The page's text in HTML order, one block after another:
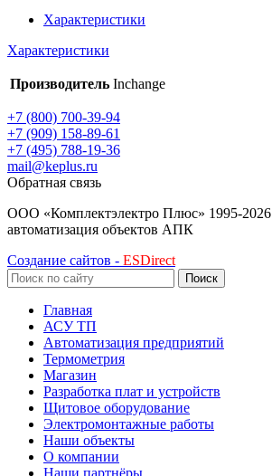
Характеристики
Характеристики
Производитель Inchange
+7 (800) 700-39-94
+7 (909) 158-89-61
+7 (495) 788-19-36
mail@keplus.ru
Обратная связь
ООО «Комплектэлектро Плюс» 1995-2026
автоматизация объектов АПК
Создание сайтов - ESDirect
Поиск
Главная
АСУ ТП
Автоматизация предприятий
Термометрия
Магазин
Разработка плат и устройств
Щитовое оборудование
Электромонтажные работы
Наши объекты
О компании
Наши партнёры